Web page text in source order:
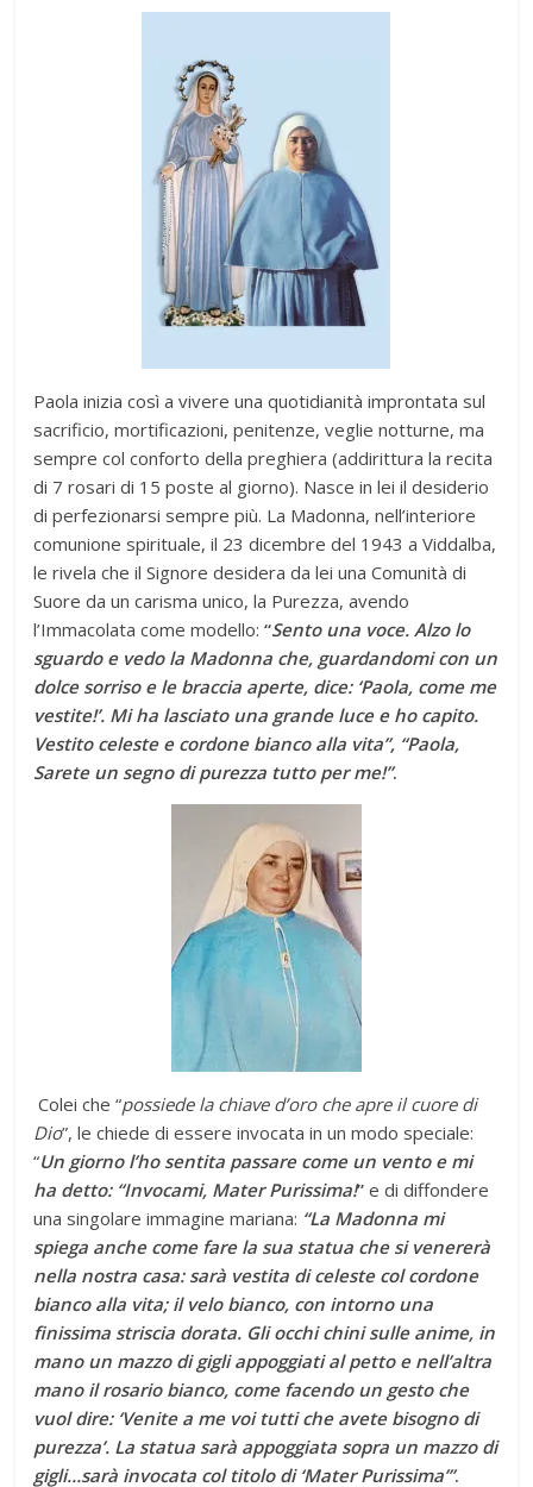
Paola inizia così a vivere una quotidianità improntata sul
sacrificio, mortificazioni, penitenze, veglie notturne, ma
sempre col conforto della preghiera (addirittura la recita
di 7 rosari di 15 poste al giorno). Nasce in lei il desiderio
di perfezionarsi sempre più. La Madonna, nell’interiore
comunione spirituale, il 23 dicembre del 1943 a Viddalba,
le rivela che il Signore desidera da lei una Comunità di
Suore da un carisma unico, la Purezza, avendo
l’Immacolata come modello:“Sento una voce. Alzo lo
sguardo e vedo la Madonna che, guardandomi con un
dolce sorriso e le braccia aperte, dice: ‘Paola, come me
vestite!’. Mi ha lasciato una grande luce e ho capito.
Vestito celeste e cordone bianco alla vita”, “Paola,
Sarete un segno di purezza tutto per me!”.
Colei che “possiede la chiave d’oro che apre il cuore di
Dio”, le chiede di essere invocata in un modo speciale:
“Un giorno l’ho sentita passare come un vento e mi
ha detto: “Invocami, Mater Purissima!” e di diffondere
una singolare immagine mariana: “La Madonna mi
spiega anche come fare la sua statua che si venererà
nella nostra casa: sarà vestita di celeste col cordone
bianco alla vita; il velo bianco, con intorno una
finissima striscia dorata. Gli occhi chini sulle anime, in
mano un mazzo di gigli appoggiati al petto e nell’altra
mano il rosario bianco, come facendo un gesto che
vuol dire: ‘Venite a me voi tutti che avete bisogno di
purezza’. La statua sarà appoggiata sopra un mazzo di
gigli…sarà invocata col titolo di ‘Mater Purissima’”.